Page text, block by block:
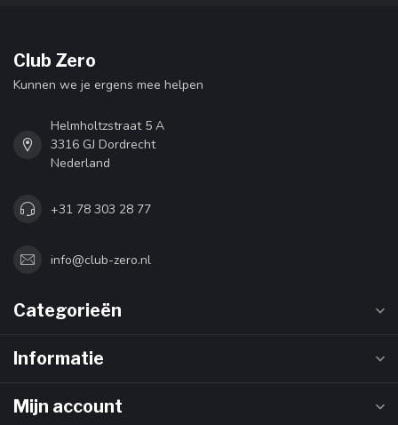
Club Zero
Kunnen we je ergens mee helpen
Helmholtzstraat 5 A
3316 GJ Dordrecht
Nederland
+31 78 303 28 77
info@club-zero.nl
Categorieën
Informatie
Mijn account